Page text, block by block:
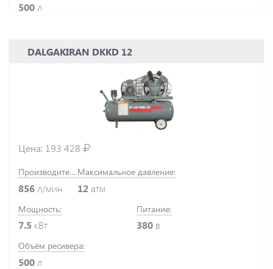
500л
DALGAKIRAN DKKD 12
Цена: 193 428
Производительность:
856 л/мин
Максимальное давление:
12 атм
Мощность:
7.5 кВт
Питание:
380 в
Объём ресивера:
500 л